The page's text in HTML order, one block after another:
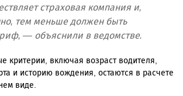
страховая компания и,
тем меньше должен быть
— объяснили в ведомстве.
критерии, включая возраст водителя,
и историю вождения, остаются в расчете
виде.